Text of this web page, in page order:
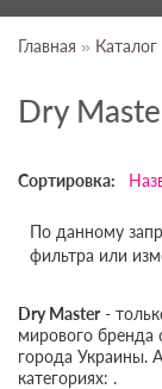
Главная » Каталог
Dry
Сортировка:
По данному
фильтра или
Dry Master -
мирового бренда
города Украины.
категориях: .